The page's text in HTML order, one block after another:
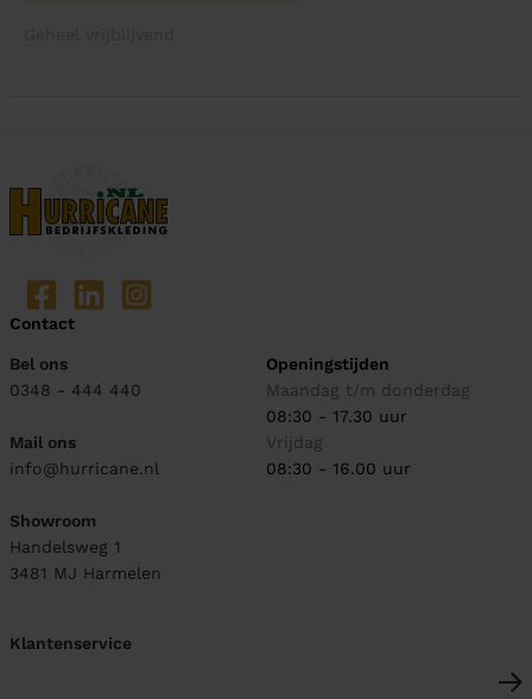
Contact
Bel ons
0348 - 444 440
Mail ons
info@hurricane.nl
Showroom
Handelsweg 1
3481 MJ Harmelen
Openingstijden
Maandag t/m donderdag
08:30 - 17.30 uur
Vrijdag
08:30 - 16.00 uur
Klantenservice